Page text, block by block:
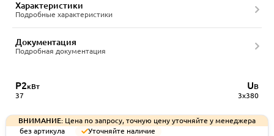
Характеристики
Подробные характеристики
Документация
Подробная документация
P2кВт
37
UВ
3x380
ВНИМАНИЕ: Цена по запросу, точную цену уточняйте у менеджера
без артикула
Уточняйте наличие